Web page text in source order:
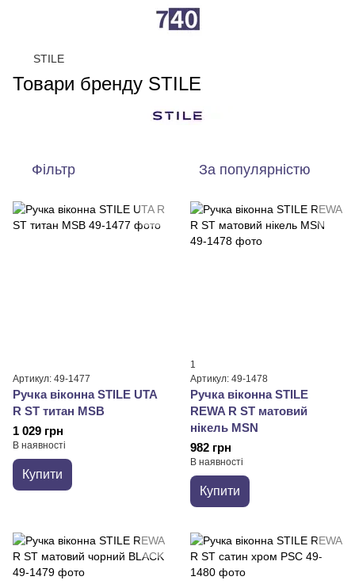
STILE
Товари бренду STILE
Фільтр За популярністю
Артикул: 49-1477
Ручка віконна STILE UTA
R ST титан MSB
1 029 грн
В наявності
Купити
1
Артикул: 49-1478
Ручка віконна STILE
REWA R ST матовий
нікель MSN
982 грн
В наявності
Купити